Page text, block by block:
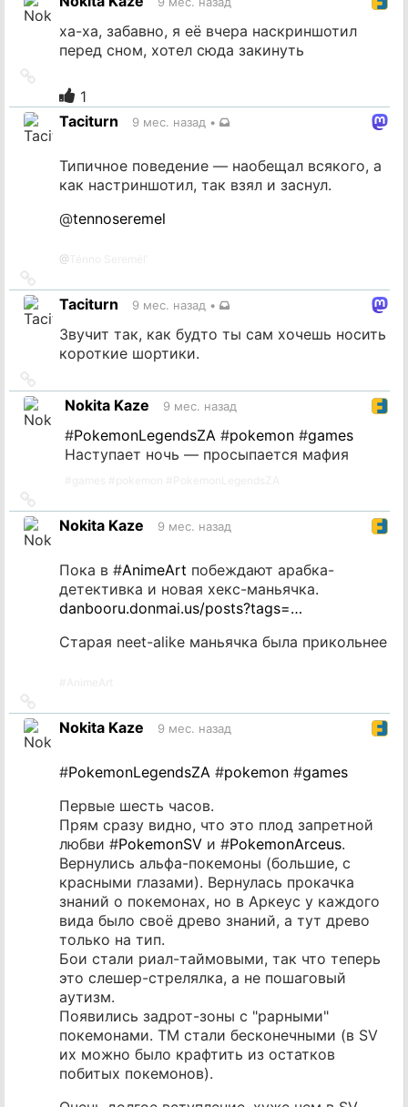
источник
ха-ха, забавно, я её вчера наскриншотил
перед сном, хотел сюда закинуть
источник
1
Taciturn
9 мес. назад •
Типичное поведение — наобещал всякого, а
как настриншотил, так взял и заснул.
@tennoseremel
@
на
источник
Taciturn 9 мес. назад •
Звучит так, как будто ты сам хочешь носить
короткие шортики.
на
источникNokita Kaze 9 мес. назад
#PokemonLegendsZA #pokemon #games
Наступает ночь — просыпается мафия
на
источник
Nokita Kaze 9 мес. назад
Пока в #AnimeArt побеждают арабка-
детективка и новая хекс-маньячка.
danbooru.donmai.us/posts?tags=…
Старая neet-alike маньячка была прикольнее
на
источник
Nokita Kaze 9 мес. назад
#PokemonLegendsZA #pokemon #games
Первые шесть часов.
Прям сразу видно, что это плод запретной
любви #PokemonSV и #PokemonArceus.
Вернулись альфа-покемоны (большие, с
красными глазами). Вернулась прокачка
знаний о покемонах, но в Аркеус у каждого
вида было своё древо знаний, а тут древо
только на тип.
Бои стали риал-таймовыми, так что теперь
это слешер-стрелялка, а не пошаговый
аутизм.
Появились задрот-зоны с "рарными"
покемонами. TM стали бесконечными (в SV
их можно было крафтить из остатков
побитых покемонов).